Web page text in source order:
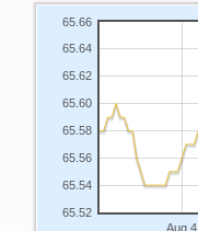
Aug 4
65.52
65.54
65.56
65.58
65.60
65.62
65.64
65.66